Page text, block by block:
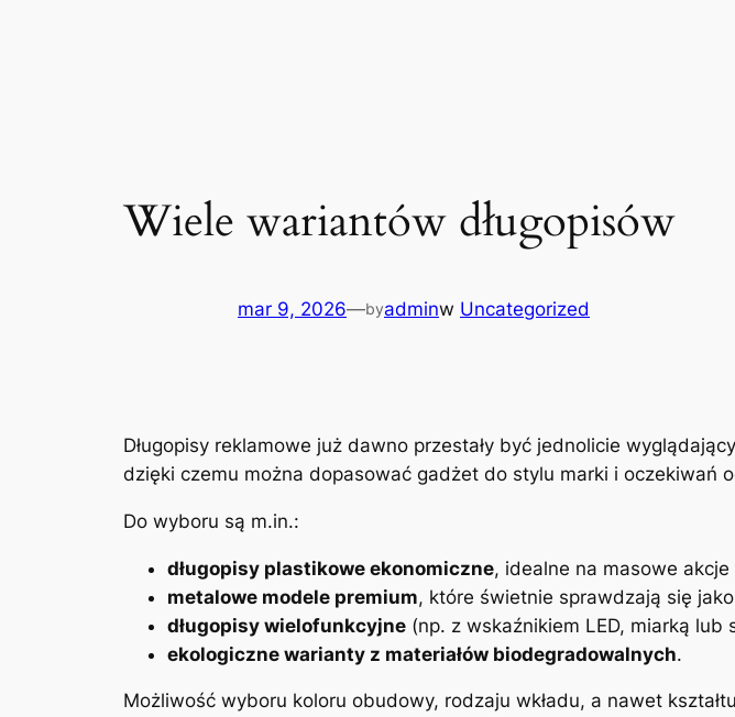
Wiele wariantów długopisów
mar 9, 2026—byadminw Uncategorized
Długopisy reklamowe już dawno przestały być jednolicie
dzięki czemu można dopasować gadżet do stylu marki i oczekiwań
Do wyboru są m.in.:
długopisy plastikowe ekonomiczne, idealne na masowe akcje
metalowe modele premium, które świetnie sprawdzają się
długopisy wielofunkcyjne (np. z wskaźnikiem LED, miarką lub
ekologiczne warianty z materiałów biodegradowalnych.
Możliwość wyboru koloru obudowy, rodzaju wkładu, a nawet